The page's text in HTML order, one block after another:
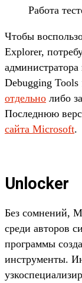
Работа
Чтобы
Explorer,
Debugging
отдельно либо
Последнюю
сайта Microsoft.
Unlocker
Без сомнений,
среди авторов
программы
инструменты.